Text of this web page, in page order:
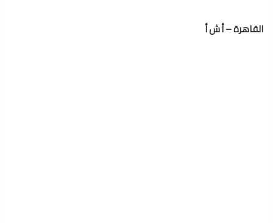
القاهرة – أ ش أ